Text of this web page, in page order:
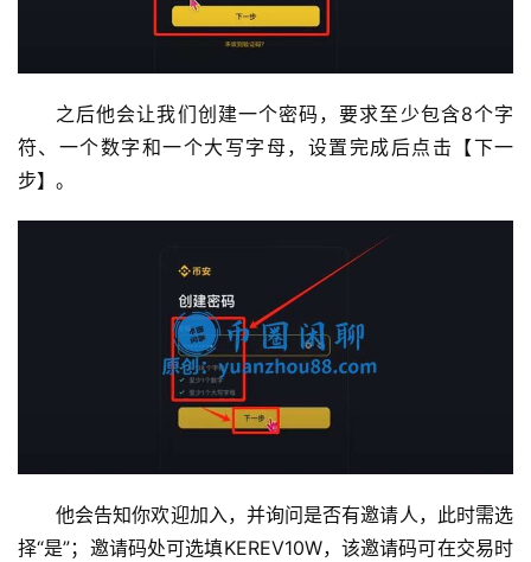
之后他会让我们创建一个密码，要求至少包含8个字
符、一个数字和一个大写字母，设置完成后点击【下一
步】。
他会告知你欢迎加入，并询问是否有邀请人，此时需选
择“是”；邀请码处可选填KEREV10W，该邀请码可在交易时